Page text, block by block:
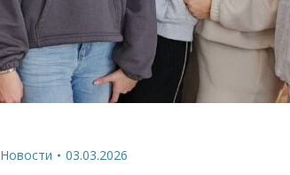
Новости 03.03.2026